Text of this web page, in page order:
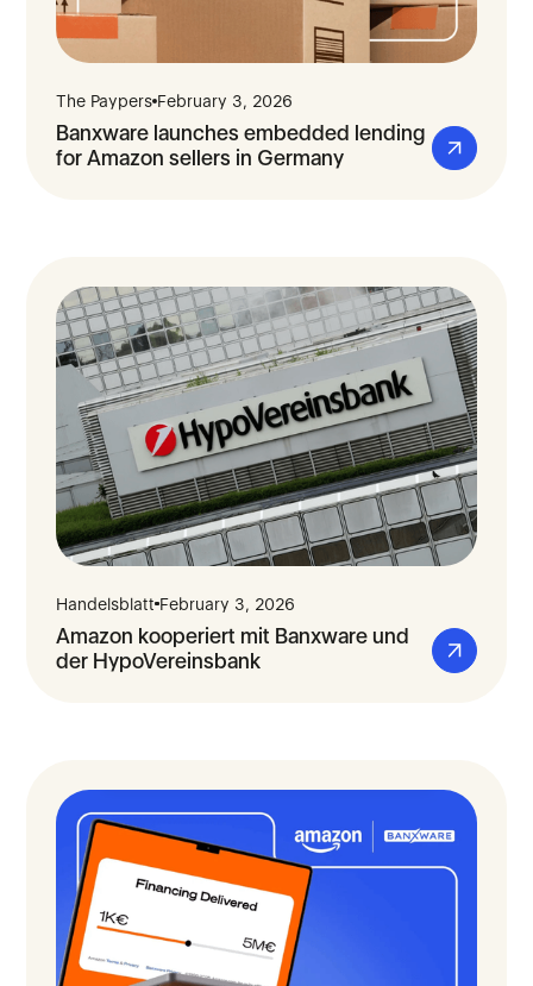
The PaypersFebruary 3, 2026
Banxware launches embedded lending
for Amazon sellers in Germany
HandelsblattFebruary 3, 2026
Amazon kooperiert mit Banxware und
der HypoVereinsbank